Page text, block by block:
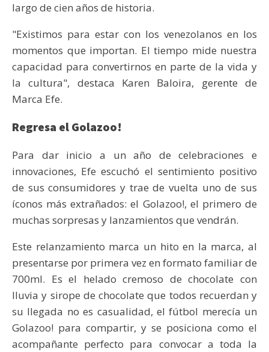
largo de cien años de historia.
"Existimos para estar con los venezolanos en los
momentos que importan. El tiempo mide nuestra
capacidad para convertirnos en parte de la vida y
la cultura", destaca Karen Baloira, gerente de
Marca Efe.
Regresa el Golazoo!
Para dar inicio a un año de celebraciones e
innovaciones, Efe escuchó el sentimiento positivo
de sus consumidores y trae de vuelta uno de sus
íconos más extrañados: el Golazoo!, el primero de
muchas sorpresas y lanzamientos que vendrán.
Este relanzamiento marca un hito en la marca, al
presentarse por primera vez en formato familiar de
700ml. Es el helado cremoso de chocolate con
lluvia y sirope de chocolate que todos recuerdan y
su llegada no es casualidad, el fútbol merecía un
Golazoo! para compartir, y se posiciona como el
acompañante perfecto para convocar a toda la